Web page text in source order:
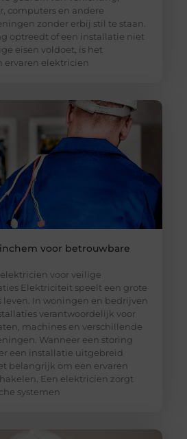
computers en andere
zonder erbij stil te staan.
optreedt of een installatie niet
eisen voldoet, is het
ervaren elektricien
voor betrouwbare
voor veilige
Elektriciteit speelt een grote
leven. In woningen en bedrijven
verantwoordelijk voor
machines en verschillende
Wanneer een storing
een installatie uitgebreid
belangrijk om een ervaren
Een elektricien zorgt
systemen